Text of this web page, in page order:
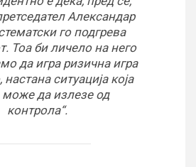
Александар
го подгрева
Тоа би личело на него
да игра ризична игра
ситуација која
може да излезе од
контрола“.